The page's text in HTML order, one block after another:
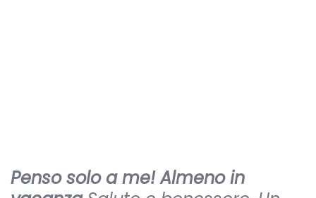
Penso solo a me! Almeno in